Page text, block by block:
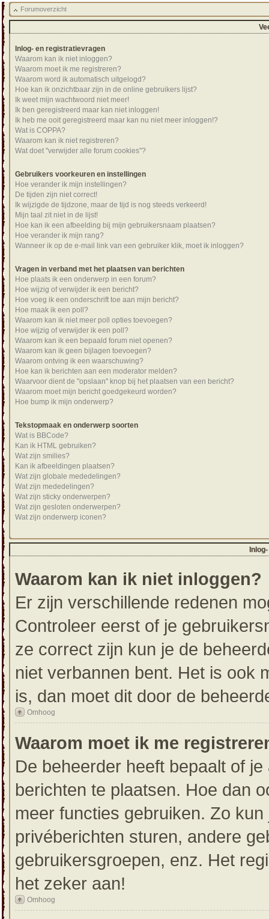
Forumoverzicht
Inlog- en registratievragen
Waarom kan ik niet inloggen?
Waarom moet ik me registreren?
Waarom word ik automatisch uitgelogd?
Hoe kan ik onzichtbaar zijn in de online gebruikers lijst?
Ik weet mijn wachtwoord niet meer!
Ik ben geregistreerd maar kan niet inloggen!
Ik heb me ooit geregistreerd maar kan nu niet meer inloggen!?
Wat is COPPA?
Waarom kan ik niet registreren?
Wat doet "verwijder alle forum cookies"?
Gebruikers voorkeuren en instellingen
Hoe verander ik mijn instellingen?
De tijden zijn niet correct!
Ik wijzigde de tijdzone, maar de tijd is nog steeds verkeerd!
Mijn taal zit niet in de lijst!
Hoe kan ik een afbeelding bij mijn gebruikersnaam plaatsen?
Hoe verander ik mijn rang?
Wanneer ik op de e-mail link van een gebruiker klik, moet ik inloggen?
Vragen in verband met het plaatsen van berichten
Hoe plaats ik een onderwerp in een forum?
Hoe wijzig of verwijder ik een bericht?
Hoe voeg ik een onderschrift toe aan mijn bericht?
Hoe maak ik een poll?
Waarom kan ik niet meer poll opties toevoegen?
Hoe wijzig of verwijder ik een poll?
Waarom kan ik een bepaald forum niet openen?
Waarom kan ik geen bijlagen toevoegen?
Waarom ontving ik een waarschuwing?
Hoe kan ik berichten aan een moderator melden?
Waarvoor dient de "opslaan" knop bij het plaatsen van een bericht?
Waarom moet mijn bericht goedgekeurd worden?
Hoe bump ik mijn onderwerp?
Tekstopmaak en onderwerp soorten
Wat is BBCode?
Kan ik HTML gebruiken?
Wat zijn smilies?
Kan ik afbeeldingen plaatsen?
Wat zijn globale mededelingen?
Wat zijn mededelingen?
Wat zijn sticky onderwerpen?
Wat zijn gesloten onderwerpen?
Wat zijn onderwerp iconen?
Waarom kan ik niet inloggen?
Er zijn verschillende redenen
Controleer eerst of je
ze correct zijn kun je de
niet verbannen bent. Het is ook
is, dan moet dit door de
Omhoog
Waarom moet ik me
De beheerder heeft bepaalt of
berichten te plaatsen. Hoe dan
meer functies gebruiken. Zo
privéberichten sturen, andere
gebruikersgroepen, enz. Het
het zeker aan!
Omhoog